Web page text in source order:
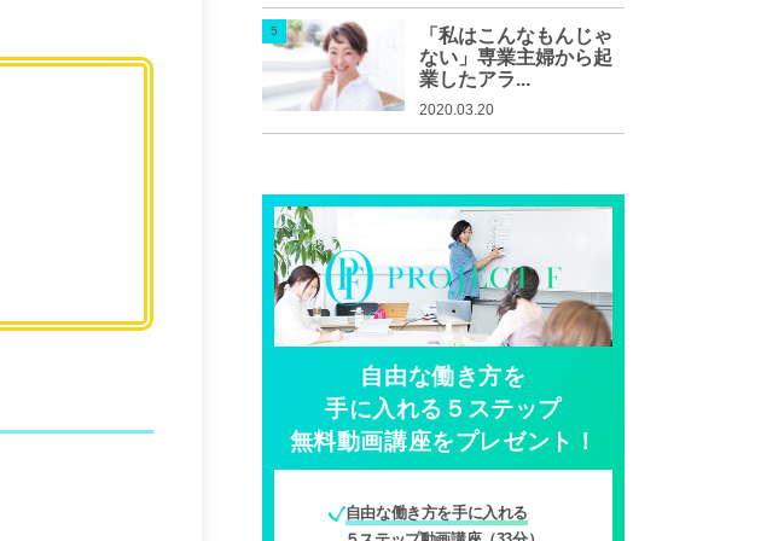
「私はこんなもんじゃ
ない」専業主婦から起
業したアラ...
2020.03.20
自由な働き方を
手に入れる５ステップ
無料動画講座をプレゼント！
自由な働き方を手に入れる